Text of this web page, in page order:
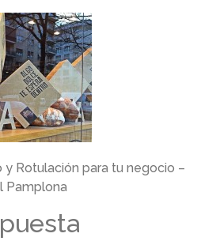
y Rotulación para tu negocio –
Pamplona